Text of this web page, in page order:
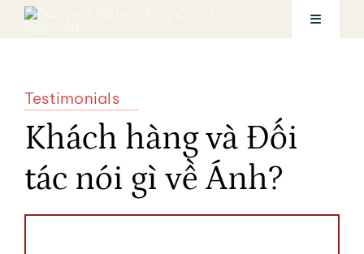
Skip
Toggle
Về Coach Ngọc Ánh
Dịch vụ
Testimonials
Khách hàng và Đối
tác nói gì về Ánh?